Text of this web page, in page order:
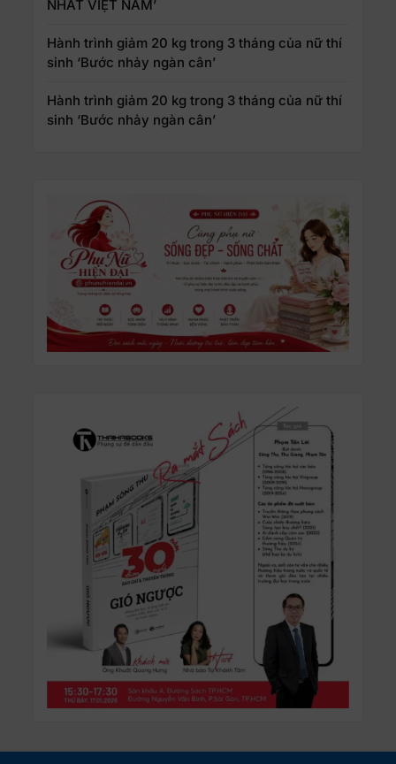
NHẤT VIỆT NAM’
Hành trình giảm 20 kg trong 3 tháng của nữ thí
sinh ‘Bước nhảy ngàn cân’
Hành trình giảm 20 kg trong 3 tháng của nữ thí
sinh ‘Bước nhảy ngàn cân’